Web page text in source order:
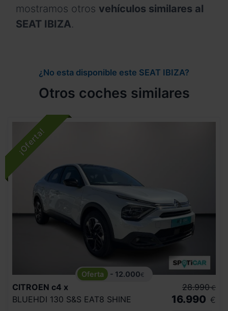
mostramos otros vehículos similares al
SEAT IBIZA.
¿No esta disponible este SEAT IBIZA?
Otros coches similares
- 12.000€
CITROEN c4 x
BLUEHDI 130 S&S EAT8 SHINE
28.990 €
16.990 €